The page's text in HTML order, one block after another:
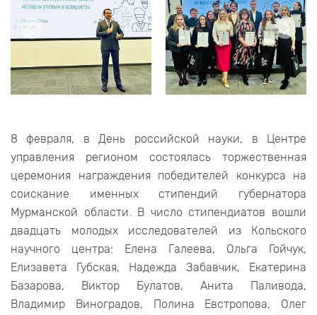
8 февраля, в День российской науки, в Центре
управления регионом состоялась торжественная
церемония награждения победителей конкурса на
соискание именных стипендий губернатора
Мурманской области. В число стипендиатов вошли
двадцать молодых исследователей из Кольского
научного центра: Елена Галеева, Ольга Гойчук,
Елизавета Губская, Надежда Забавчик, Екатерина
Базарова, Виктор Булатов, Анита Паливода,
Владимир Виноградов, Полина Евстропова, Олег